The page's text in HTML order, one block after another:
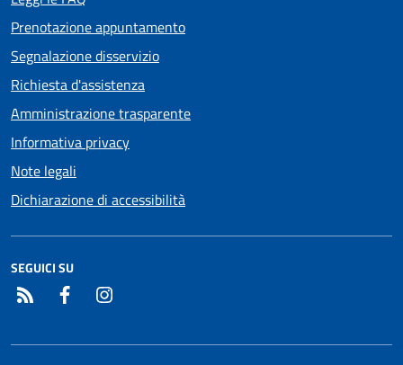
Prenotazione appuntamento
Segnalazione disservizio
Richiesta d'assistenza
Amministrazione trasparente
Informativa privacy
Note legali
Dichiarazione di accessibilità
SEGUICI SU
RSS Facebook